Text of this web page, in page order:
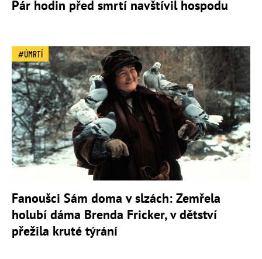
Pár hodin před smrtí navštívil hospodu
ÚMRTÍ
Fanoušci Sám doma v slzách: Zemřela
holubí dáma Brenda Fricker, v dětství
přežila kruté týrání